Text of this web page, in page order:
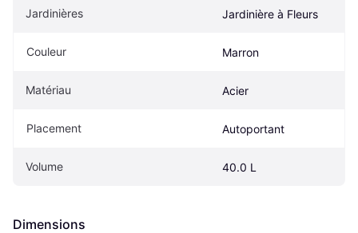
Jardinières Jardinière à Fleurs
Couleur Marron
Matériau Acier
Placement Autoportant
Volume 40.0 L
Dimensions